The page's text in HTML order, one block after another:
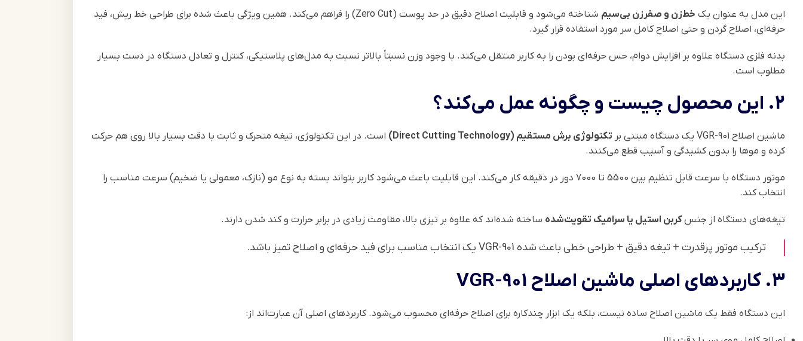
این مدل به عنوان یک خط‌زن و صفرزن بی‌سیم
شناخته می‌شود و قابلیت اصلاح دقیق در حد پوست (Zero Cut) را فراهم می‌کند. همین ویژگی باعث شده برای طراحی خط ریش، فید
حرفه‌ای، اصلاح گردن و حتی اصلاح کامل سر مورد استفاده قرار گیرد.
بدنه فلزی دستگاه علاوه بر افزایش دوام، حس حرفه‌ای بودن را به کاربر منتقل می‌کند. با وجود وزن نسبتاً بالاتر نسبت به مدل‌های پلاستیکی، کنترل و تعادل دستگاه در دست بسیار
مطلوب است.
2. این محصول چیست و چگونه عمل می‌کند؟
ماشین اصلاح VGR-901 یک دستگاه مبتنی بر تکنولوژی برش مستقیم (Direct Cutting Technology)
است. در این تکنولوژی، تیغه متحرک و ثابت با دقت بسیار بالا روی هم حرکت
کرده و موها را بدون کشیدگی و آسیب قطع می‌کنند.
موتور دستگاه با سرعت قابل تنظیم بین 5500 تا 7000 دور در دقیقه کار می‌کند. این قابلیت باعث می‌شود کاربر بتواند بسته به نوع مو (نازک، معمولی یا ضخیم) سرعت مناسب را
انتخاب کند.
تیغه‌های دستگاه از جنسکربن استیل یا سرامیک تقویت‌شده ساخته شده‌اند که علاوه بر تیزی بالا، مقاومت زیادی در برابر حرارت و کند شدن دارند.
ترکیب موتور پرقدرت + تیغه دقیق + طراحی خطی باعث شده VGR-901 یک انتخاب مناسب برای فید حرفه‌ای و اصلاح تمیز باشد.
3. کاربردهای اصلی ماشین اصلاح VGR-901
این دستگاه فقط یک ماشین اصلاح ساده نیست، بلکه یک ابزار چندکاره برای اصلاح حرفه‌ای محسوب می‌شود. کاربردهای اصلی آن عبارت‌اند از: